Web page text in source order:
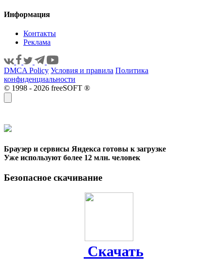
Информация
Контакты
Реклама
DMCA Policy Условия и правила Политика
конфиденциальности
© 1998 - 2026 freeSOFT ®
Браузер и сервисы Яндекса готовы к загрузке
Уже используют более 12 млн. человек
Безопасное скачивание
Скачать